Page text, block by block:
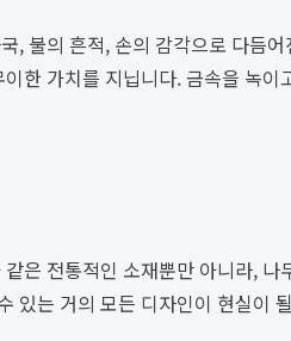
불의 흔적, 손의 감각으로 다듬
한 가치를 지닙니다. 금속을 녹
은 전통적인 소재뿐만 아니라,
는 거의 모든 디자인이 현실이